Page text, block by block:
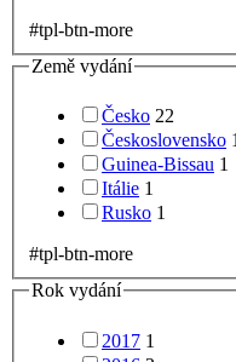
#tpl-btn-more
Země vydání
Česko 22
Československo 1
Guinea-Bissau 1
Itálie 1
Rusko 1
#tpl-btn-more
Rok vydání
2017 1